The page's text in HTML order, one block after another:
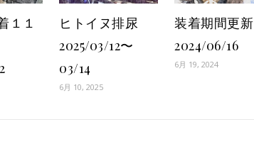
１１
ヒトイヌ排尿
2025/03/12〜
03/14
6月 10, 2025
装着期間更新
2024/06/16
6月 19, 2024